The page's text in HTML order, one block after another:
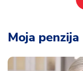
Moja penzija